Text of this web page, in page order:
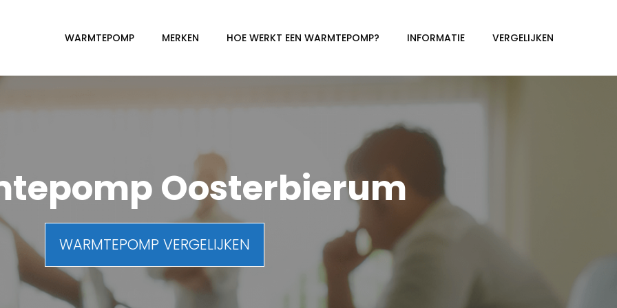
WARMTEPOMP MERKEN HOE WERKT EEN WARMTEPOMP? INFORMATIE VERGELIJKEN
Oosterbierum
WARMTEPOMP VERGELIJKEN